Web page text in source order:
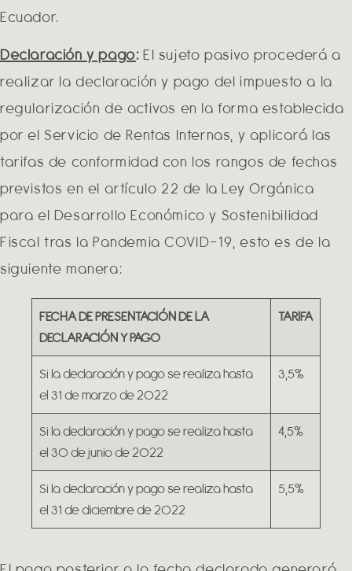
Ecuador.
Declaración y pago:El sujeto pasivo procederá a
realizar la declaración y pago del impuesto a la
regularización de activos en la forma establecida
por el Servicio de Rentas Internas, y aplicará las
tarifas de conformidad con los rangos de fechas
previstos en el artículo 22 de la Ley Orgánica
para el Desarrollo Económico y Sostenibilidad
Fiscal tras la Pandemia COVID-19, esto es de la
siguiente manera:
FECHA DE PRESENTACIÓN DE LA
DECLARACIÓN Y PAGO
TARIFA
Si la declaración y pago se realiza hasta
el 31 de marzo de 2022
3,5%
Si la declaración y pago se realiza hasta
el 30 de junio de 2022
4,5%
Si la declaración y pago se realiza hasta
el 31 de diciembre de 2022
5,5%